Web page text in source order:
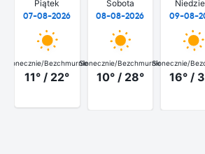
Piątek
07-08-2026
Słonecznie/Bezchmurnie
11° / 22°
Sobota
08-08-2026
Słonecznie/Bezchmurnie
10° / 28°
09-08-
Słonecznie/
16° /